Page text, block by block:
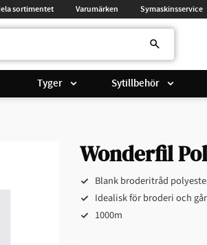
sortimentet Varumärken Symaskinsservice
Tyger Sytillbehör
Wonderfil
Blank broderitråd
Idealisk för broderi och
1000m